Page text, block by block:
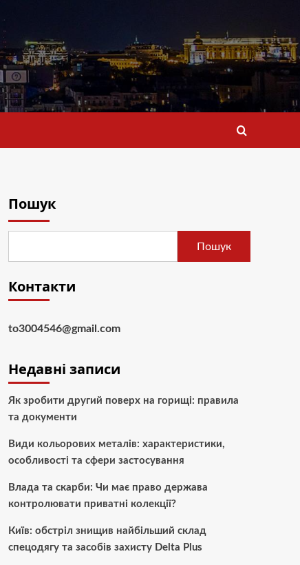
Пошук
Пошук
Контакти
to3004546@gmail.com
Недавні записи
Як зробити другий поверх на горищі: правила
та документи
Види кольорових металів: характеристики,
особливості та сфери застосування
Влада та скарби: Чи має право держава
контролювати приватні колекції?
Київ: обстріл знищив найбільший склад
спецодягу та засобів захисту Delta Plus